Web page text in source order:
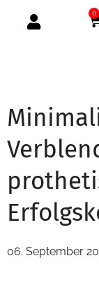
0
06. September